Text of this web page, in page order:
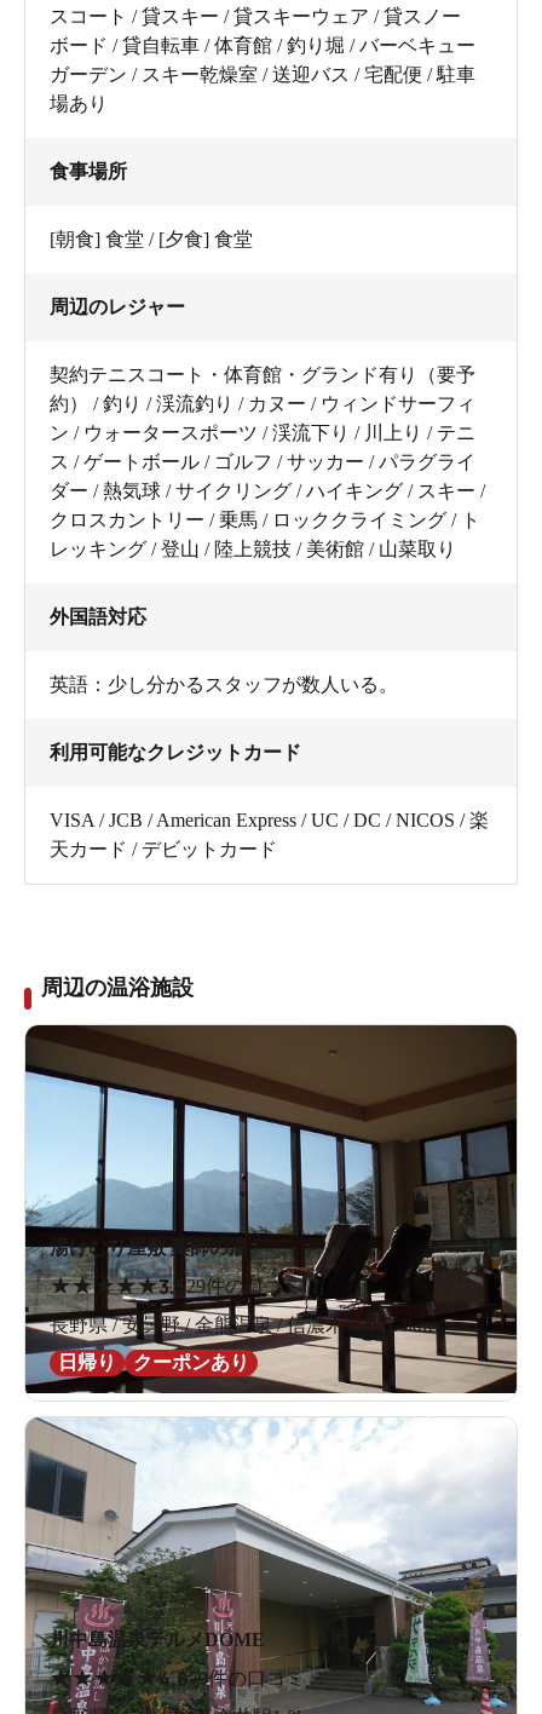
スコート / 貸スキー / 貸スキーウェア / 貸スノー
ボード / 貸自転車 / 体育館 / 釣り堀 / バーベキュー
ガーデン / スキー乾燥室 / 送迎バス / 宅配便 / 駐車
場あり
食事場所
[朝食] 食堂 / [夕食] 食堂
周辺のレジャー
契約テニスコート・体育館・グランド有り（要予
約） / 釣り / 渓流釣り / カヌー / ウィンドサーフィ
ン / ウォータースポーツ / 渓流下り / 川上り / テニ
ス / ゲートボール / ゴルフ / サッカー / パラグライ
ダー / 熱気球 / サイクリング / ハイキング / スキー /
クロスカントリー / 乗馬 / ロッククライミング / ト
レッキング / 登山 / 陸上競技 / 美術館 / 山菜取り
外国語対応
英語：少し分かるスタッフが数人いる。
利用可能なクレジットカード
VISA / JCB / American Express / UC / DC / NICOS / 楽
天カード / デビットカード
周辺の温浴施設
湯けむり屋敷 薬師の湯
★★★★★3.529件の口コミ
長野県 / 安曇野 / 金熊温泉 / 信濃木崎駅3.4km
日帰り
クーポンあり
川中島温泉テルメDOME
★★★★★4.679件の口コミ